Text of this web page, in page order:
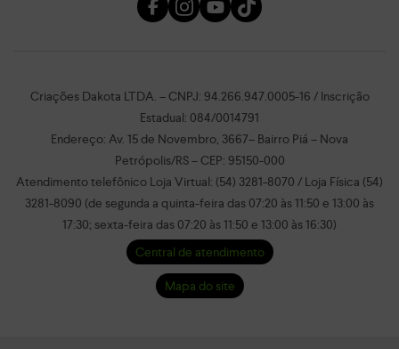
Criações Dakota LTDA. – CNPJ: 94.266.947.0005-16 / Inscrição
Estadual: 084/0014791
Endereço: Av. 15 de Novembro, 3667– Bairro Piá – Nova
Petrópolis/RS – CEP: 95150-000
Atendimento telefônico Loja Virtual: (54) 3281-8070 / Loja Física (54)
3281-8090 (de segunda a quinta-feira das 07:20 às 11:50 e 13:00 às
17:30; sexta-feira das 07:20 às 11:50 e 13:00 às 16:30)
Central de atendimento
Mapa do site